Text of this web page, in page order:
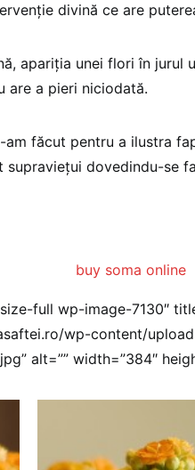
divină ce are
apariţia unei flori în jurul
are a pieri niciodată.
făcut pentru a ilustra
dovedindu-se
buy soma online
full wp-image-7130″
wp-content/
alt=”” width=”384″